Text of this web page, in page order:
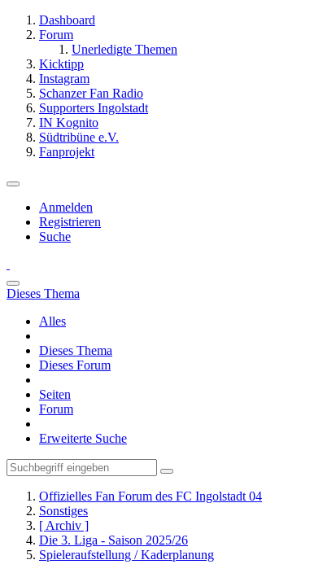
Dashboard
Forum
Unerledigte Themen
Kicktipp
Instagram
Schanzer Fan Radio
Supporters Ingolstadt
IN Kognito
Südtribüne e.V.
Fanprojekt
Anmelden
Registrieren
Suche
Dieses Thema
Alles
Dieses Thema
Dieses Forum
Seiten
Forum
Erweiterte Suche
Offizielles Fan Forum des FC Ingolstadt 04
Sonstiges
[ Archiv ]
Die 3. Liga - Saison 2025/26
Spieleraufstellung / Kaderplanung